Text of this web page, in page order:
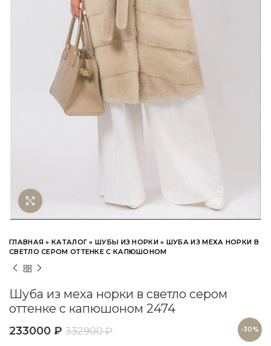
Нажмите чтобы увеличить
ГЛАВНАЯ »КАТАЛОГ »ШУБЫ ИЗ НОРКИ» ШУБА ИЗ МЕХА НОРКИ В
СВЕТЛО СЕРОМ ОТТЕНКЕ С КАПЮШОНОМ
Шуба из меха норки в светло сером
оттенке с капюшоном 2474
233000 ₽ 332900₽ -30%